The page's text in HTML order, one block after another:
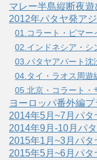
マレー半島縦断夜遊
2012年パタヤ発ア
01.コラート・ピマー
02.インドネシア・シ
03.パタヤアパート沈
04.タイ・ラオス周遊
05.北京・コラート・
ヨーロッパ番外編プ
2014年5月~7月パタ
2014年9月-10月パ
2015年1月~3月パタ
2015年5月~6月パタ